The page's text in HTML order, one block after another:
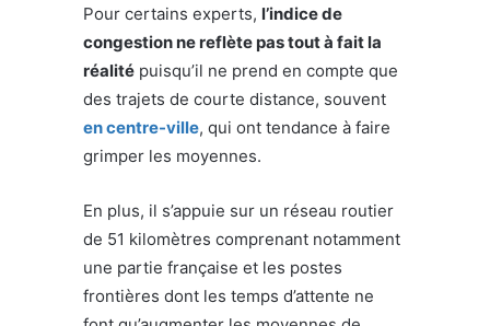
Pour certains experts, l’indice de
congestion ne reflète pas tout à fait la
réalité puisqu’il ne prend en compte que
des trajets de courte distance, souvent
en centre-ville, qui ont tendance à faire
grimper les moyennes.
En plus, il s’appuie sur un réseau routier
de 51 kilomètres comprenant notamment
une partie française et les postes
frontières dont les temps d’attente ne